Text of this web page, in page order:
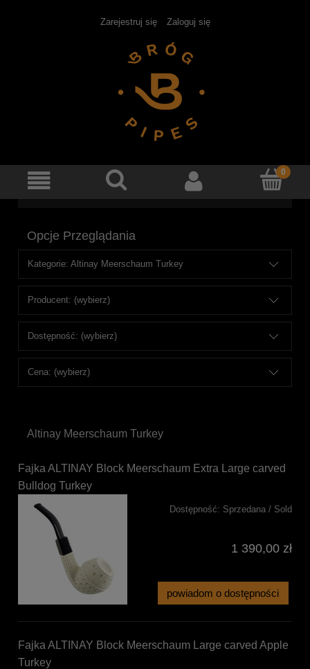
Zarejestruj się Zaloguj się
Opcje Przeglądania
Kategorie: Altinay Meerschaum Turkey
Producent: (wybierz)
Dostępność: (wybierz)
Cena: (wybierz)
Altinay Meerschaum Turkey
Fajka ALTINAY Block Meerschaum Extra Large carved
Bulldog Turkey
Dostępność: Sprzedana / Sold
1 390,00 zł
powiadom o dostępności
Fajka ALTINAY Block Meerschaum Large carved Apple
Turkey